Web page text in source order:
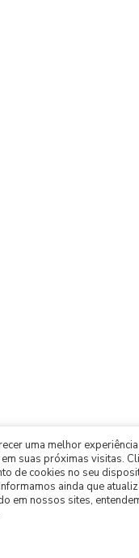
uma melhor
suas próximas visitas.
de cookies no seu
ainda que
em nossos sites,